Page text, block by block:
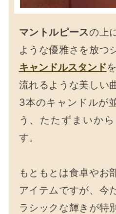
マントルピースの上
ような優雅さを放つ
キャンドルスタンド
流れるような美しい
3本のキャンドルが
う、たたずまいか
す。
もともとは食卓やお
アイテムですが、今
ラシックな輝きが特